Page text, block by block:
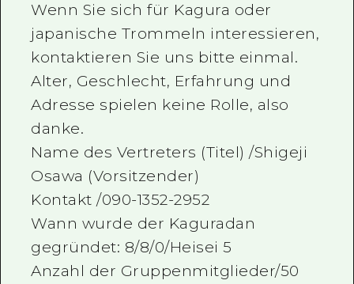
Wenn Sie sich für Kagura oder
japanische Trommeln interessieren,
kontaktieren Sie uns bitte einmal.
Alter, Geschlecht, Erfahrung und
Adresse spielen keine Rolle, also
danke.
Name des Vertreters (Titel) /Shigeji
Osawa (Vorsitzender)
Kontakt /090-1352-2952
Wann wurde der Kaguradan
gegründet: 8/8/0/Heisei 5
Anzahl der Gruppenmitglieder/50